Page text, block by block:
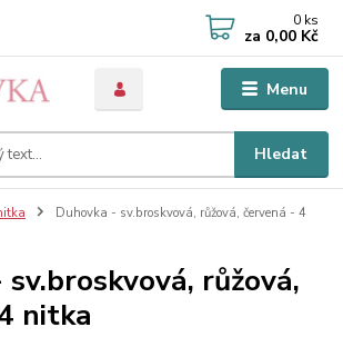
Menu
Hledat
0 ks
za 0,00 Kč
Duhovka - sv.broskvová, růžová, červená - 4
růžová,
nitka